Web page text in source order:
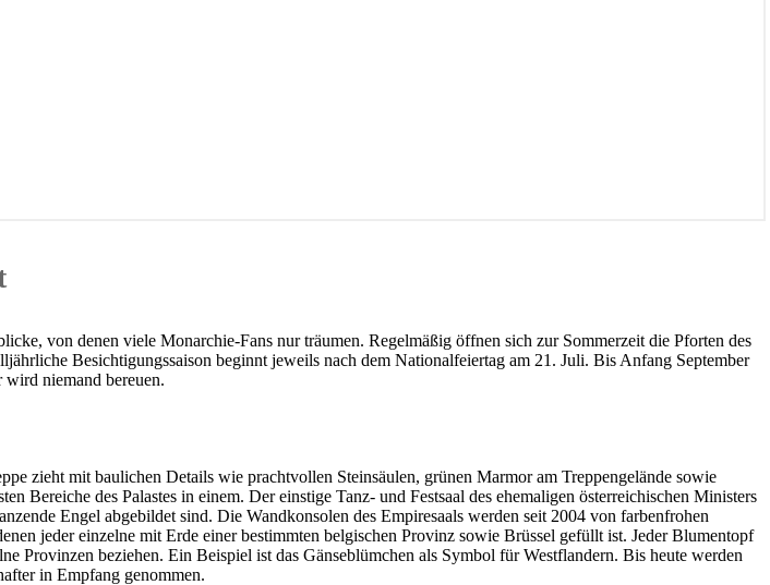
von denen viele Monarchie-Fans nur träumen. Regelmäßig öffnen sich zur Sommerzeit die Pforten des
Besichtigungssaison beginnt jeweils nach dem Nationalfeiertag am 21. Juli. Bis Anfang September
niemand bereuen.
zieht mit baulichen Details wie prachtvollen Steinsäulen, grünen Marmor am Treppengelände sowie
Bereiche des Palastes in einem. Der einstige Tanz- und Festsaal des ehemaligen österreichischen Ministers
Engel abgebildet sind. Die Wandkonsolen des Empiresaals werden seit 2004 von farbenfrohen
jeder einzelne mit Erde einer bestimmten belgischen Provinz sowie Brüssel gefüllt ist. Jeder Blumentopf
Provinzen beziehen. Ein Beispiel ist das Gänseblümchen als Symbol für Westflandern. Bis heute werden
in Empfang genommen.